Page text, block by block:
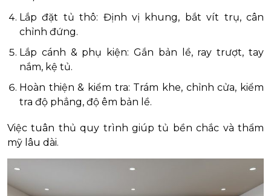
Lắp đặt tủ thô: Định vị khung, bắt vít trụ, cân
chỉnh đứng.
Lắp cánh & phụ kiện: Gắn bản lề, ray trượt, tay
nắm, kệ tủ.
Hoàn thiện & kiểm tra: Trám khe, chỉnh cửa, kiểm
tra độ phẳng, độ êm bản lề.
Việc tuân thủ quy trình giúp tủ bền chắc và thẩm
mỹ lâu dài.